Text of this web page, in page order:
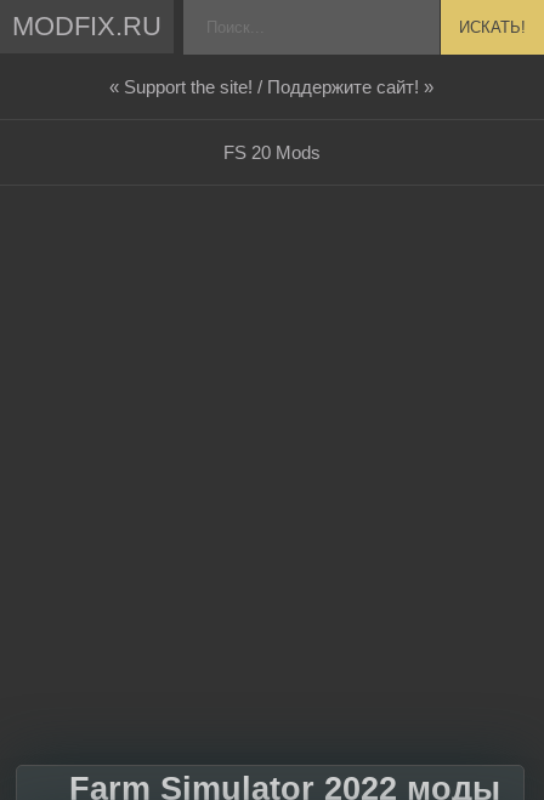
MODFIX.RU ИСКАТЬ!
« Support the site! / Поддержите сайт! »
FS 20 Mods
Farm Simulator 2022 моды